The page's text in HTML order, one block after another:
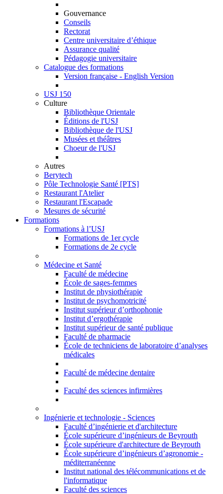
Gouvernance
Conseils
Rectorat
Centre universitaire d’éthique
Assurance qualité
Pédagogie universitaire
Catalogue des formations
Version française - English Version
USJ 150
Culture
Bibliothèque Orientale
Éditions de l'USJ
Bibliothèque de l'USJ
Musées et théâtres
Choeur de l'USJ
Autres
Berytech
Pôle Technologie Santé [PTS]
Restaurant l'Atelier
Restaurant l'Escapade
Mesures de sécurité
Formations
Formations à l’USJ
Formations de 1er cycle
Formations de 2e cycle
Médecine et Santé
Faculté de médecine
École de sages-femmes
Institut de physiothérapie
Institut de psychomotricité
Institut supérieur d’orthophonie
Institut d’ergothérapie
Institut supérieur de santé publique
Faculté de pharmacie
École de techniciens de laboratoire d’analyses
médicales
Faculté de médecine dentaire
Faculté des sciences infirmières
Ingénierie et technologie - Sciences
Faculté d’ingénierie et d'architecture
École supérieure d’ingénieurs de Beyrouth
École supérieure d'architecture de Beyrouth
École supérieure d’ingénieurs d’agronomie -
méditerranéenne
Institut national des télécommunications et de
l'informatique
Faculté des sciences